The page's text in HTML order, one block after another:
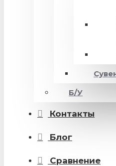
Б/У
Контакты
Блог
Сравнение